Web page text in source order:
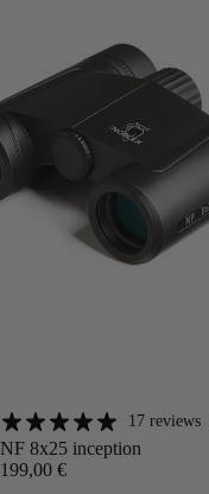
Angebot 17 reviews
NF 8x25 inception
199,00 €